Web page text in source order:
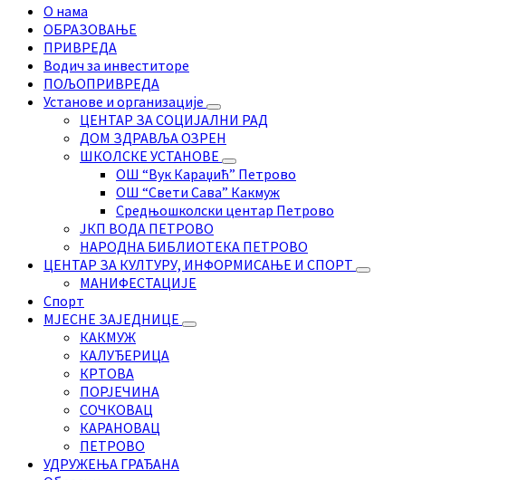
О нама
ОБРАЗОВАЊЕ
ПРИВРЕДА
Водич за инвеститоре
ПОЉОПРИВРЕДА
Установе и организације
ЦЕНТАР ЗА СОЦИЈАЛНИ РАД
ДОМ ЗДРАВЉА ОЗРЕН
ШКОЛСКЕ УСТАНОВЕ
ОШ “Вук Караџић” Петрово
ОШ “Свети Сава” Какмуж
Средњошколски центар Петрово
ЈКП ВОДА ПЕТРОВО
НАРОДНА БИБЛИОТЕКА ПЕТРОВО
ЦЕНТАР ЗА КУЛТУРУ, ИНФОРМИСАЊЕ И СПОРТ
МАНИФЕСТАЦИЈЕ
Спорт
МЈЕСНЕ ЗАЈЕДНИЦЕ
КАКМУЖ
КАЛУЂЕРИЦА
КРТОВА
ПОРЈЕЧИНА
СОЧКОВАЦ
КАРАНОВАЦ
ПЕТРОВО
УДРУЖЕЊА ГРАЂАНА